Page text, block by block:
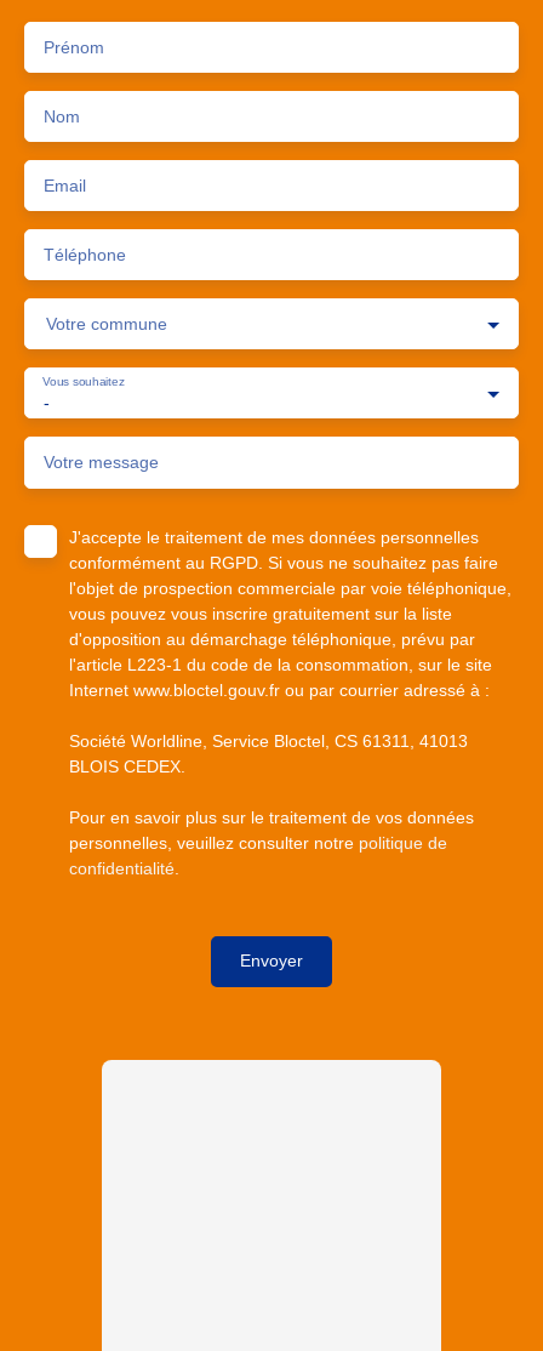
Prénom
Nom
Email
Téléphone
Votre commune
-
Vous souhaitez
Votre message
J'accepte le traitement de mes données personnelles
conformément au RGPD. Si vous ne souhaitez pas faire
l'objet de prospection commerciale par voie téléphonique,
vous pouvez vous inscrire gratuitement sur la liste
d'opposition au démarchage téléphonique, prévu par
l'article L223-1 du code de la consommation, sur le site
Internet www.bloctel.gouv.fr ou par courrier adressé à :
Société Worldline, Service Bloctel, CS 61311, 41013
BLOIS CEDEX.
Pour en savoir plus sur le traitement de vos données
personnelles, veuillez consulter notre politique de
confidentialité
Envoyer